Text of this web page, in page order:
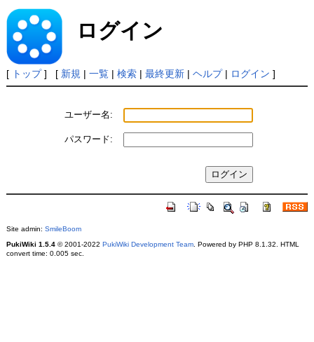
ログイン
[ トップ] [ 新規 | 一覧| 検索| 最終更新| ヘルプ| ログイン ]
ユーザー名:
パスワード:
Site admin: SmileBoom
PukiWiki 1.5.4© 2001-2022 PukiWiki Development Team. Powered by PHP 8.1.32. HTML
convert time: 0.005 sec.